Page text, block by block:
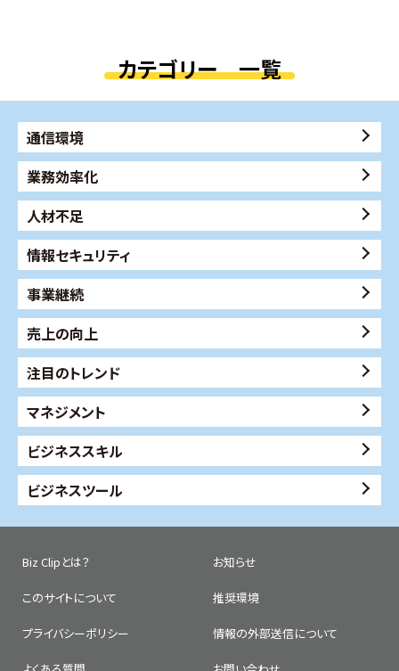
カテゴリー 一覧
通信環境
業務効率化
人材不足
情報セキュリティ
事業継続
売上の向上
注目のトレンド
マネジメント
ビジネススキル
ビジネスツール
Biz Clipとは？ お知らせ
このサイトについて 推奨環境
プライバシーポリシー 情報の外部送信について